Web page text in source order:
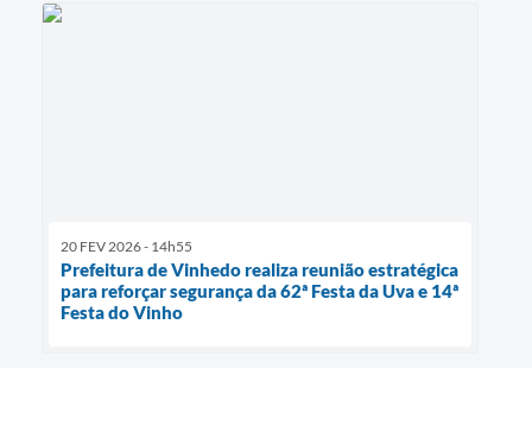
20 FEV 2026 - 14h55
Prefeitura de Vinhedo realiza reunião estratégica
para reforçar segurança da 62ª Festa da Uva e 14ª
Festa do Vinho